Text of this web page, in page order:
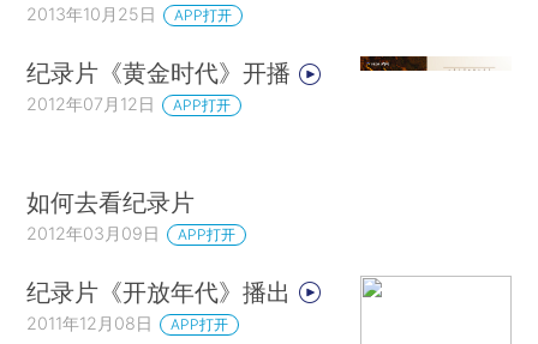
2013年10月25日 APP打开
纪录片《黄金时代》开播
2012年07月12日 APP打开
如何去看纪录片
2012年03月09日 APP打开
纪录片《开放年代》播出
2011年12月08日 APP打开